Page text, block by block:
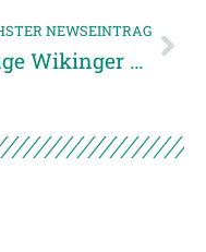
NEWSEINTRAG
Junge Wikinger unterliegen beim Tabellenführer